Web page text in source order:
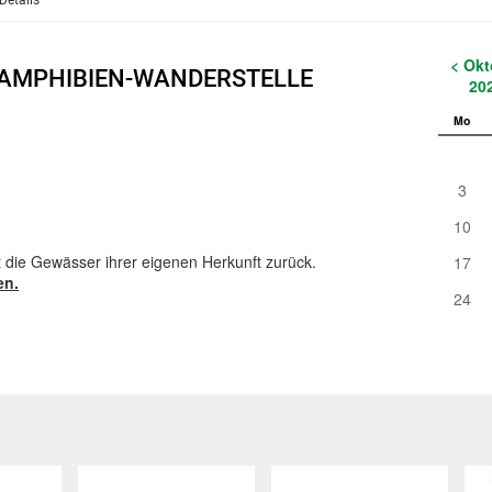
WANDERSTELLE
Gewässer ihrer eigenen Herkunft zurück.
<
Mo
3
10
17
24